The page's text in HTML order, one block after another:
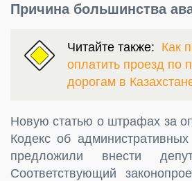
Причина большинства
Читайте также: Как
оплатить проезд по
дорогам в
Новую статью о штрафах за
Кодекс об
предложили внести
Соответствующий